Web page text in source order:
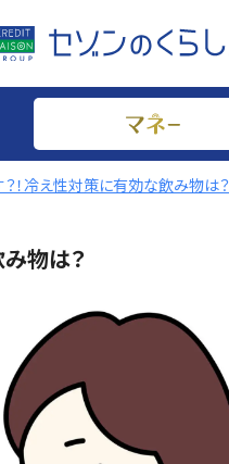
！冷え性対策に有効な飲み物は？
物は？